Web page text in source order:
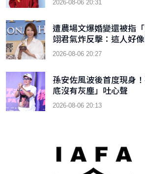
2026-08-06 20:31
遭農場文爆婚變還被指
翊君氣炸反擊：這人好
2026-08-06 20:27
孫安佐風波後首度現身
底沒有灰塵」吐心聲
2026-08-06 20:13